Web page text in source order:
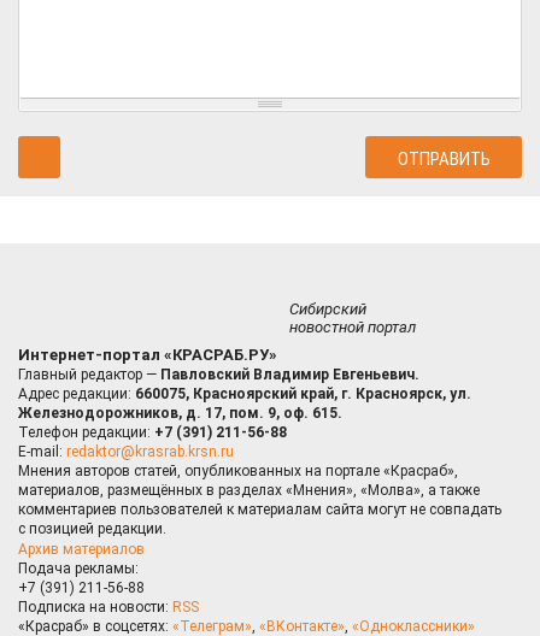
Сибирский
новостной портал
Интернет-портал «КРАСРАБ.РУ»
Главный редактор — Павловский Владимир Евгеньевич.
Адрес редакции: 660075, Красноярский край, г. Красноярск, ул.
Железнодорожников, д. 17, пом. 9, оф. 615.
Телефон редакции: +7 (391) 211-56-88
E-mail: redaktor@krasrab.krsn.ru
Мнения авторов статей, опубликованных на портале «Красраб»,
материалов, размещённых в разделах «Мнения», «Молва», а также
комментариев пользователей к материалам сайта могут не совпадать
с позицией редакции.
Архив материалов
Подача рекламы:
+7 (391) 211-56-88
Подписка на новости: RSS
«Красраб» в соцсетях: «Телеграм», «ВКонтакте», «Одноклассники»